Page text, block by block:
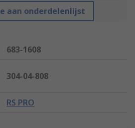
aan onderdelenlijst
683-1608
304-04-808
RS PRO